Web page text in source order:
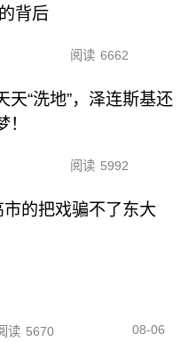
背后
阅读 6662
天“洗地”，泽连斯基还
阅读 5992
的把戏骗不了东大
读 5670 08-06